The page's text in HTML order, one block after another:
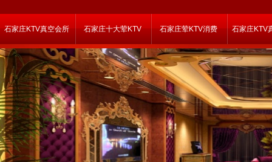
石家庄KTV真空会所 石家庄十大荤KTV 石家庄荤KTV消费 石家庄KTV